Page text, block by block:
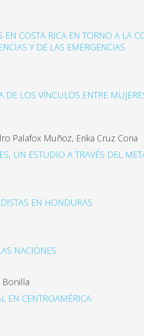
COSTA RICA EN TORNO A LA
Y DE LAS EMERGENCIAS
LOS VÍNCULOS ENTRE
Palafox Muñoz, Erika Cruz Coria
UN ESTUDIO A TRAVÉS DEL
EN HONDURAS
NACIONES
Bonilla
EN CENTROAMÉRICA